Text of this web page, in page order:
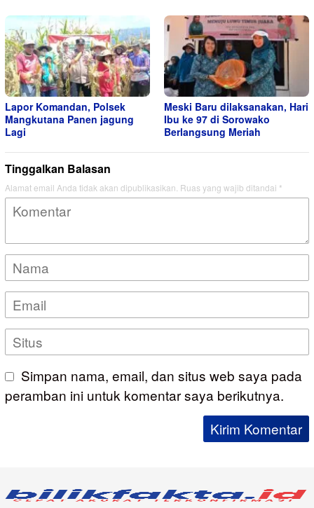
Lapor Komandan, Polsek
Mangkutana Panen jagung
Lagi
Meski Baru dilaksanakan, Hari
Ibu ke 97 di Sorowako
Berlangsung Meriah
Tinggalkan Balasan
Alamat email Anda tidak akan dipublikasikan. Ruas yang wajib ditandai *
Simpan nama, email, dan situs web saya pada
peramban ini untuk komentar saya berikutnya.